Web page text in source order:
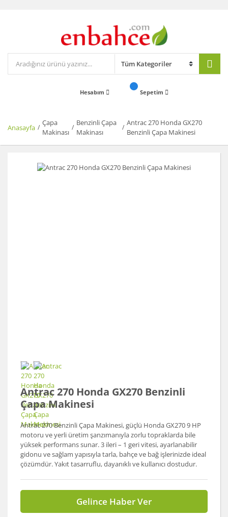
Hesabım Sepetim
Anasayfa
Çapa
Makinası
Benzinli Çapa
Makinası
Antrac 270 Honda GX270
Benzinli Çapa Makinesi
Antrac 270 Honda GX270 Benzinli
Çapa Makinesi
Antrac 270 Benzinli Çapa Makinesi, güçlü Honda GX270 9 HP
motoru ve yerli üretim şanzımanıyla zorlu topraklarda bile
yüksek performans sunar. 3 ileri – 1 geri vitesi, ayarlanabilir
gidonu ve sağlam yapısıyla tarla, bahçe ve bağ işlerinizde ideal
çözümdür. Yakıt tasarruflu, dayanıklı ve kullanıcı dostudur.
Gelince Haber Ver